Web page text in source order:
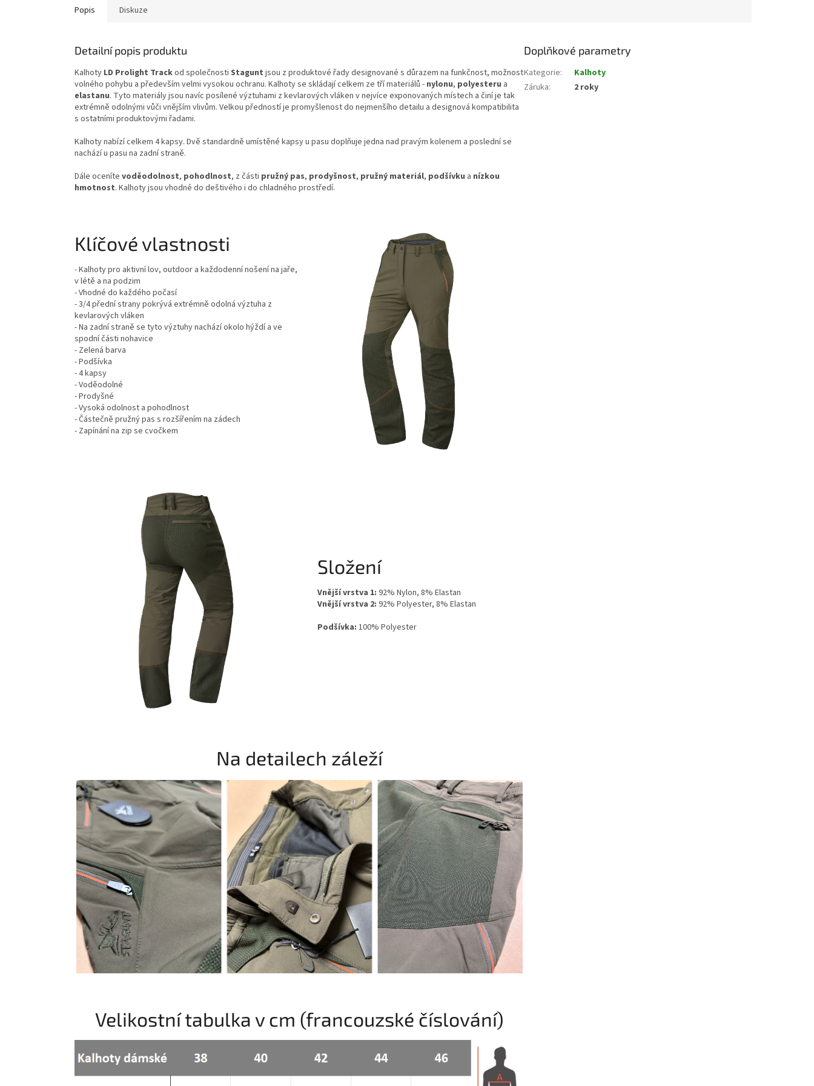
Popis Diskuze
Detailní popis produktu
Kalhoty LD Prolight Trackod společnosti Stagunt jsou z produktové řady designované s důrazem na funkčnost, možnost
volného pohybu a především velmi vysokou ochranu. Kalhoty se skládají celkem ze tří materiálů - nylonu, polyesteru a
elastanu. Tyto materiály jsou navíc posílené výztuhami z kevlarových vláken v nejvíce exponovaných místech a činí je tak
extrémně odolnými vůči vnějším vlivům. Velkou předností je promyšlenost do nejmenšího detailu a designová kompatibilita
s ostatními produktovými řadami.
Kalhoty nabízí celkem 4 kapsy. Dvě standardně umístěné kapsy u pasu doplňuje jedna nad pravým kolenem a poslední se
nachází u pasu na zadní straně.
Dále oceníte voděodolnost, pohodlnost, z části pružný pas, prodyšnost, pružný materiál, podšívku a nízkou
hmotnost. Kalhoty jsou vhodné do deštivého i do chladného prostředí.
Klíčové vlastnosti
- Kalhoty pro aktivní lov, outdoor a každodenní nošení na jaře,
v létě a na podzim
- Vhodné do každého počasí
- 3/4 přední strany pokrývá extrémně odolná výztuha z
kevlarových vláken
- Na zadní straně se tyto výztuhy nachází okolo hýždí a ve
spodní části nohavice
- Zelená barva
- Podšívka
- 4 kapsy
- Voděodolné
- Prodyšné
- Vysoká odolnost a pohodlnost
- Částečně pružný pas s rozšířením na zádech
- Zapínání na zip se cvočkem
Složení
Vnější vrstva 1: 92% Nylon, 8% Elastan
Vnější vrstva 2: 92% Polyester, 8% Elastan
Podšívka: 100% Polyester
Na detailech záleží
Velikostní tabulka v cm (francouzské číslování)
Doplňkové parametry
Kategorie:
Kalhoty
Záruka: 2 roky